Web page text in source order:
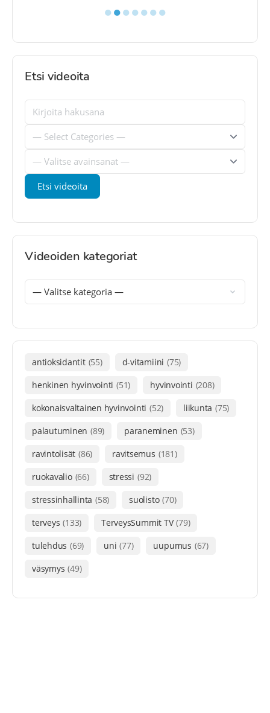
●●●●●●●
Etsi videoita
Videoiden kategoriat
antioksidantit (55) d-vitamiini (75)
henkinen hyvinvointi (51) hyvinvointi (208)
kokonaisvaltainen hyvinvointi (52) liikunta (75)
palautuminen (89) paraneminen (53)
ravintolisät (86) ravitsemus (181)
ruokavalio (66) stressi (92)
stressinhallinta (58) suolisto (70)
terveys (133) TerveysSummit TV (79)
tulehdus (69) uni (77) uupumus (67)
väsymys (49)